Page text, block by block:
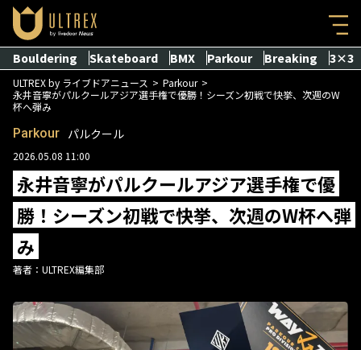
Bouldering Skateboard BMX Parkour Breaking 3×3
ULTREX by ライブドアニュース
Parkour
永井音寧がパルクールアジア選手権で優勝！シーズン初戦で快挙、次週のW
杯へ弾み
Parkour パルクール
2026.05.08 11:00
永井音寧がパルクールアジア選手権で優
勝！シーズン初戦で快挙、次週のW杯へ弾
み
著者： ULTREX編集部